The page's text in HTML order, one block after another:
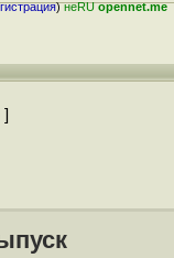
)неRUopennet.me
]